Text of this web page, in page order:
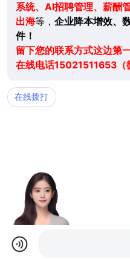
系统、AI招聘管理、薪酬
出海等， 企业降本增效、
件！
留下您的联系方式这边第
在线电话15021511653（
在线拨打